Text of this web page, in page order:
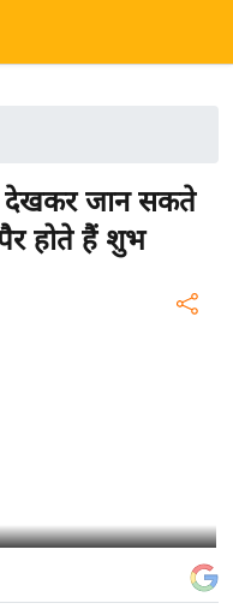
देखकर जान सकते
होते हैं शुभ